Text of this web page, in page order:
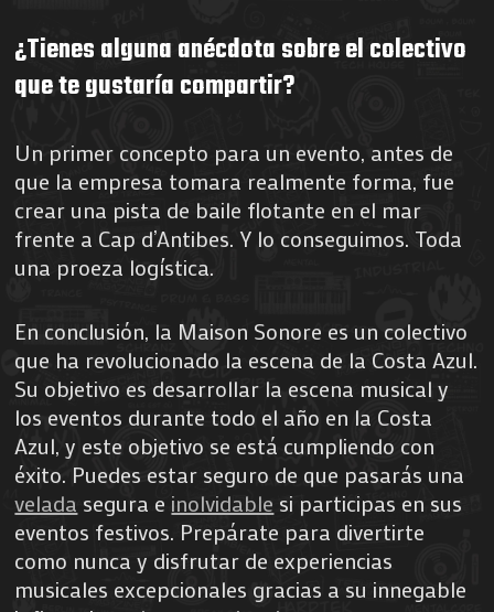
¿Tienes alguna anécdota sobre el colectivo
que te gustaría compartir?
Un primer concepto para un evento, antes de
que la empresa tomara realmente forma, fue
crear una pista de baile flotante en el mar
frente a Cap d’Antibes. Y lo conseguimos. Toda
una proeza logística.
En conclusión, la Maison Sonore es un colectivo
que ha revolucionado la escena de la Costa Azul.
Su objetivo es desarrollar la escena musical y
los eventos durante todo el año en la Costa
Azul, y este objetivo se está cumpliendo con
éxito. Puedes estar seguro de que pasarás una
velada segura e inolvidable si participas en sus
eventos festivos. Prepárate para divertirte
como nunca y disfrutar de experiencias
musicales excepcionales gracias a su innegable